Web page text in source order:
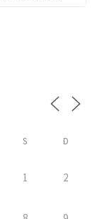
S D
1 2